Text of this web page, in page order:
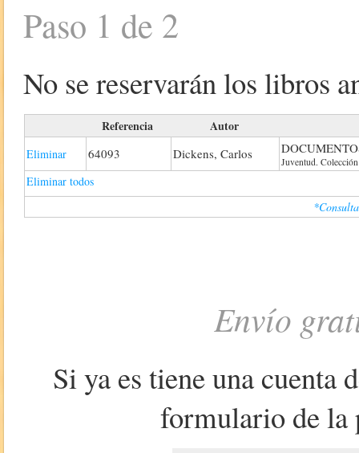
Paso 1 de 2
No se reservarán los libros
Referencia Autor
Eliminar 64093 Dickens, Carlos
Juventud.
Eliminar todos
Envío
Si ya es tiene una cuenta
formulario de la